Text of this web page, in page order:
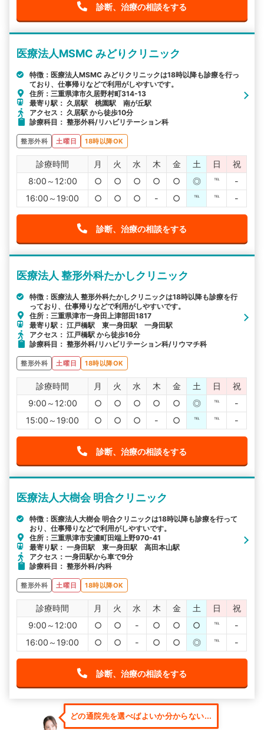
診断、治療の相談をする
医療法人MSMC みどりクリニック
特徴：医療法人MSMC みどりクリニックは18時以降も診療を行っ
ており、仕事帰りなどで利用がしやすいです。
住所：三重県津市久居野村町314-13
最寄り駅： 久居駅 桃園駅 南が丘駅
アクセス： 久居駅 から徒歩10分
診療科目： 整形外科/リハビリテーション科
整形外科 土曜日 18時以降OK
診療時間 月 火 水 木 金 土 日
祝
8:00～12:00
○ ○ ○ ○ ○ ◎ ℡
-
16:00～19:00
○ ○ ○ - ○ ℡ ℡ -
診断、治療の相談をする
医療法人 整形外科たかしクリニック
特徴：医療法人 整形外科たかしクリニックは18時以降も診療を行
っており、仕事帰りなどで利用がしやすいです。
住所：三重県津市一身田上津部田1817
最寄り駅： 江戸橋駅 東一身田駅 一身田駅
アクセス： 江戸橋駅 から徒歩16分
診療科目： 整形外科/リハビリテーション科/リウマチ科
整形外科 土曜日 18時以降OK
診療時間 月 火 水 木 金 土 日
祝
9:00～12:00
○ ○ ○ ○ ○ ◎ ℡
-
15:00～19:00
○ ○ ○ - ○ ℡ ℡ -
診断、治療の相談をする
医療法人大樹会 明合クリニック
特徴：医療法人大樹会 明合クリニックは18時以降も診療を行って
おり、仕事帰りなどで利用がしやすいです。
住所：三重県津市安濃町田端上野970-41
最寄り駅： 一身田駅 東一身田駅 高田本山駅
アクセス：一身田駅から車で9分
診療科目： 整形外科/内科
整形外科 土曜日 18時以降OK
診療時間 月 火 水 木 金 土 日
祝
9:00～12:00
○ ○ - ○ ○ ○ ℡
-
16:00～19:00
○ ○ - ○ ○ ◎ ℡ -
診断、治療の相談をする
どの通院先を選べばよいか分からない...